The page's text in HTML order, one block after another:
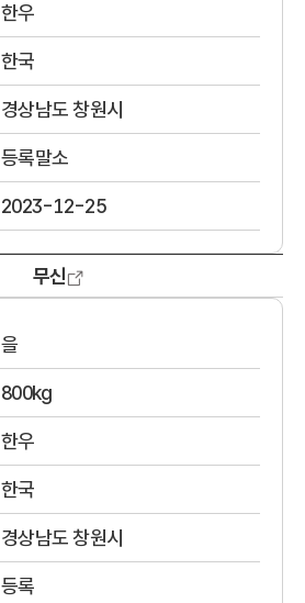
한우
한국
경상남도 창원시
등록말소
2023-12-25
무신
을
800kg
한우
한국
경상남도 창원시
등록